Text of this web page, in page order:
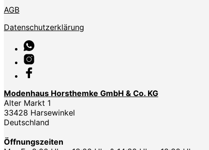
AGB
Datenschutzerklärung
Modenhaus Horsthemke GmbH & Co. KG
Alter Markt 1
33428 Harsewinkel
Deutschland
Öffnungszeiten